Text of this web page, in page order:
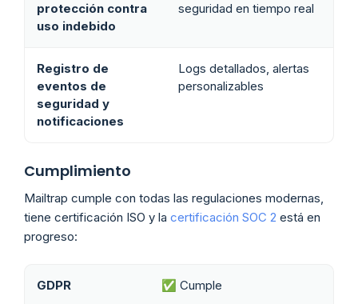
protección contra
uso indebido
seguridad en tiempo real
Registro de
eventos de
seguridad y
notificaciones
Logs detallados, alertas
personalizables
Cumplimiento
Mailtrap cumple con todas las regulaciones modernas,
tiene certificación ISO y la certificación SOC 2 está en
progreso:
GDPR ✅ Cumple